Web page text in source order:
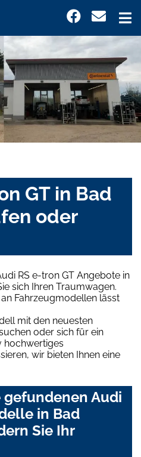
GT in Bad
oder
RS e-tron GT Angebote in
sich Ihren Traumwagen.
Fahrzeugmodellen lässt
mit den neuesten
oder sich für ein
hochwertiges
wir bieten Ihnen eine
gefundenen Audi
in Bad
Sie Ihr